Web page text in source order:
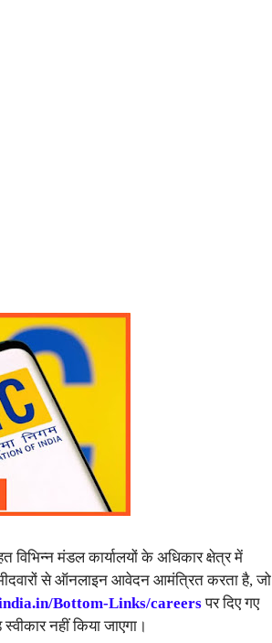
विभिन्न मंडल कार्यालयों के अधिकार क्षेत्र में
से ऑनलाइन आवेदन आमंत्रित करता है, जो
Bottom-Links/careersपर दिए गए
नहीं किया जाएगा।